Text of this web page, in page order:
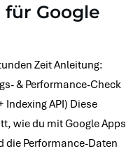
Google
Zeit Anleitung:
& Performance-Check
Indexing API) Diese
wie du mit Google Apps
die Performance-Daten